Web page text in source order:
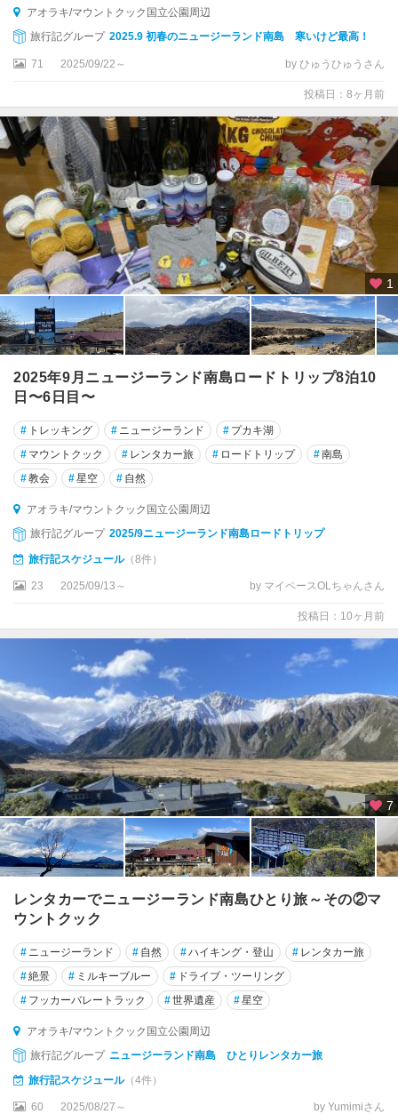
ガ
ダ
ニ
デ
ン
テ
ナ
ウ
ィ
マ
ル
テ
ポ
ト
ン
ガ
リ
国
立
公
周
ー
プ
リ
マ
ス
ネ
イ
ピ
ア
ル
ソ
ン
ノ
ー
ラ
ン
ド
アオラキ/マウントクック国立公園周辺
旅行記グループ 2025.9 初春のニュージーランド南島 寒いけど最高！
71 2025/09/22～ by ひゅうひゅうさん
投稿日：8ヶ月前
1
2025年9月ニュージーランド南島ロードトリップ8泊10
日〜6日目〜
# トレッキング # ニュージーランド # プカキ湖
# マウントクック # レンタカー旅 # ロードトリップ #南島
#教会 #星空 # 自然
アオラキ/マウントクック国立公園周辺
旅行記グループ 2025/9ニュージーランド南島ロードトリップ
旅行記スケジュール（8件）
23 2025/09/13～ by マイペースOLちゃんさん
投稿日：10ヶ月前
7
レンタカーでニュージーランド南島ひとり旅～その②マ
ウントクック
# ニュージーランド # 自然 #ハイキング・登山 # レンタカー旅
#絶景 # ミルキーブルー # ドライブ・ツーリング
# フッカーバレートラック #世界遺産 #星空
アオラキ/マウントクック国立公園周辺
旅行記グループ ニュージーランド南島 ひとりレンタカー旅
旅行記スケジュール（4件）
60 2025/08/27～ by Yumimiさん